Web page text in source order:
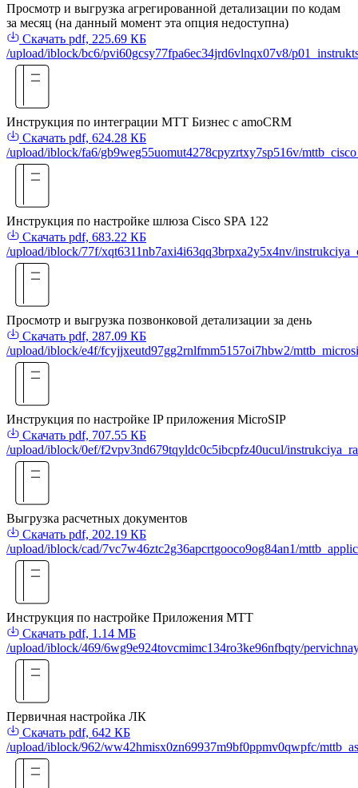
Просмотр и выгрузка агрегированной детализации по кодам
за месяц (на данный момент эта опция недоступна)
Скачать pdf, 225.69 КБ
/upload/iblock/bc6/pvi60gcsy77fpa6ec34jrd6vlnqx07v8/
Инструкция по интеграции МТТ Бизнес с amoCRM
Скачать pdf, 624.28 КБ
/upload/iblock/fa6/gb9weg55uomut4278cpyzrtxy7sp516v/
Инструкция по настройке шлюза Cisco SPA 122
Скачать pdf, 683.22 КБ
/upload/iblock/77f/xqt6311nb7axi4i63qq3brpxa2y5x4nv/
Просмотр и выгрузка позвонковой детализации за день
Скачать pdf, 287.09 КБ
/upload/iblock/e4f/fcyjjxeutd97gg2rnlfmm5157oi7hbw2/
Инструкция по настройке IP приложения MicroSIP
Скачать pdf, 707.55 КБ
/upload/iblock/0ef/f2vpv3nd679tqyldc0c5ibcpfz40ucul/
Выгрузка расчетных документов
Скачать pdf, 202.19 КБ
/upload/iblock/cad/7vc7w46ztc2g36apcrtgooco9og84an1/
Инструкция по настройке Приложения МТТ
Скачать pdf, 1.14 МБ
/upload/iblock/469/6wg9e924tovcmimc134ro3ke96nfbqty/
Первичная настройка ЛК
Скачать pdf, 642 КБ
/upload/iblock/962/ww42hmisx0zn69937m9bf0ppmv0qwpfc/